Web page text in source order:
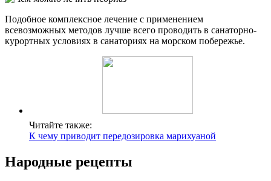
Подобное комплексное лечение с применением
всевозможных методов лучше всего проводить в санаторно-
курортных условиях в санаториях на морском побережье.
Читайте также:
К чему приводит передозировка марихуаной
Народные рецепты